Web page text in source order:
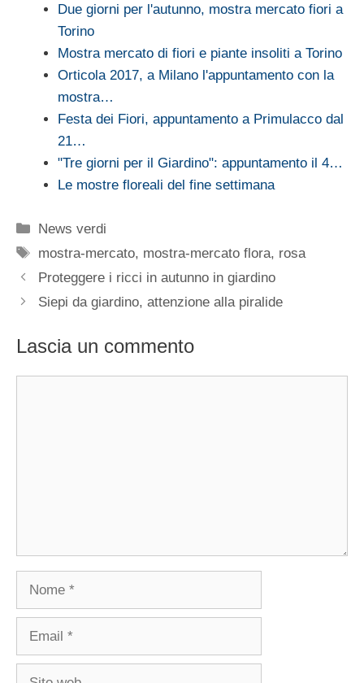
Due giorni per l'autunno, mostra mercato fiori a
Torino
Mostra mercato di fiori e piante insoliti a Torino
Orticola 2017, a Milano l'appuntamento con la
mostra…
Festa dei Fiori, appuntamento a Primulacco dal
21…
"Tre giorni per il Giardino": appuntamento il 4…
Le mostre floreali del fine settimana
Categorie
News verdi
Tag
mostra-mercato, mostra-mercato flora, rosa
Proteggere i ricci in autunno in giardino
Siepi da giardino, attenzione alla piralide
Lascia un commento
Nome
Email
Sito